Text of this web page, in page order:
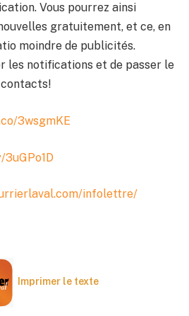
Vous pourrez ainsi
gratuitement, et ce, en
moindre de publicités.
les notifications et de passer le
3wsgmKE
infolettre/
Imprimer le texte